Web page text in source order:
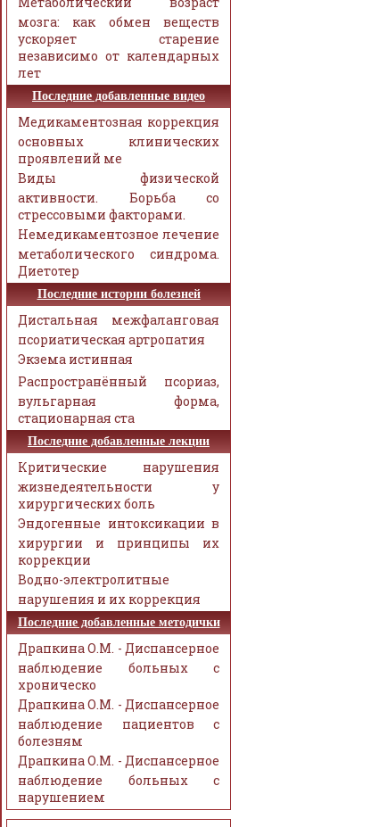
мозга: как обмен веществ
ускоряет старение
независимо от календарных
лет
Последние добавленные видео
Медикаментозная коррекция
основных клинических
проявлений ме
Виды физической
активности. Борьба со
стрессовыми факторами.
Немедикаментозное лечение
метаболического синдрома.
Диетотер
Последние истории болезней
Дистальная межфаланговая
псориатическая артропатия
Экзема истинная
Распространённый псориаз,
вульгарная форма,
стационарная ста
Последние добавленные лекции
Критические нарушения
жизнедеятельности у
хирургических боль
Эндогенные интоксикации в
хирургии и принципы их
коррекции
Водно-электролитные
нарушения и их коррекция
Последние добавленные методички
Драпкина О.М. - Диспансерное
наблюдение больных с
хроническо
Драпкина О.М. - Диспансерное
наблюдение пациентов с
болезням
Драпкина О.М. - Диспансерное
наблюдение больных с
нарушением